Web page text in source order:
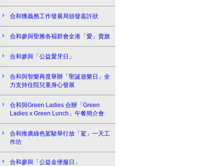
合和獲義務工作發展局頒發嘉許狀
合和參與聖雅各褔群會全港「愛」賣旗
合和參與「公益愛牙日」
合和與智樂再度舉辦「聖誕遊樂日」全
力支持住院兒童身心發展
合和與Green Ladies 合辦「Green
Ladies x Green Lunch」午餐簡介會
合和推廣綠色駕駛舉行放「駕」一天工
作坊
合和參與「公益金便服日」